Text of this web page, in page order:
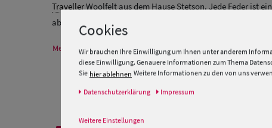
TravellerWoolfelt aus dem Hause Stetson. Jede Feder ist
abweichen.
Mehr Informationen zum Hersteller und EU Verantwortlichen
Cookies
Wir brauchen Ihre Einwilligung um Ihnen unter anderem
diese Einwilligung. Genauere Informationen zum Thema
Sie hier ablehnen Weitere Informationen zu den von uns
Daten­schutz­erklärung Impressum
Weitere Einstellungen